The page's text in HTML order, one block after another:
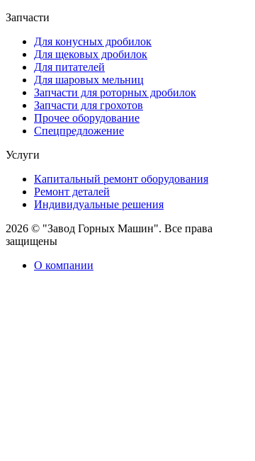
Запчасти
Для конусных дробилок
Для щековых дробилок
Для питателей
Для шаровых мельниц
Запчасти для роторных дробилок
Запчасти для грохотов
Прочее оборудование
Спецпредложение
Услуги
Капитальный ремонт оборудования
Ремонт деталей
Индивидуальные решения
2026 © "Завод Горных Машин". Все права
защищены
О компании